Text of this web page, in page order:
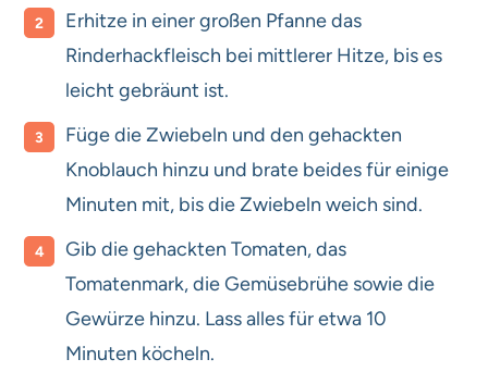
Erhitze in einer großen Pfanne das
Rinderhackfleisch bei mittlerer Hitze, bis es
leicht gebräunt ist.
Füge die Zwiebeln und den gehackten
Knoblauch hinzu und brate beides für einige
Minuten mit, bis die Zwiebeln weich sind.
Gib die gehackten Tomaten, das
Tomatenmark, die Gemüsebrühe sowie die
Gewürze hinzu. Lass alles für etwa 10
Minuten köcheln.